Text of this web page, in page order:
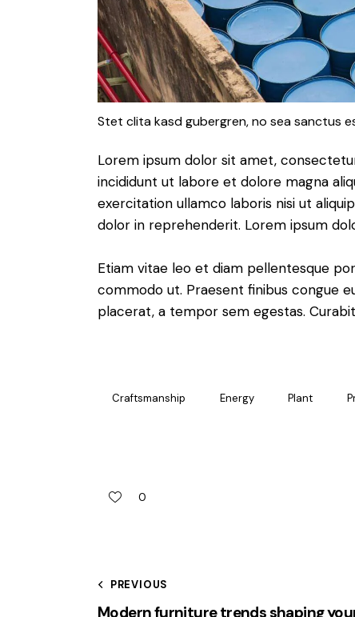
Stet clita kasd gubergren, no sea sanctus
Lorem ipsum dolor sit amet,
incididunt ut labore et dolore magna
exercitation ullamco laboris nisi ut
dolor in reprehenderit. Lorem ipsum
Etiam vitae leo et diam pellentesque
commodo ut. Praesent finibus congue
placerat, a tempor sem egestas.
Craftsmanship Energy Plant
0
PREVIOUS
Modern furniture trends shaping